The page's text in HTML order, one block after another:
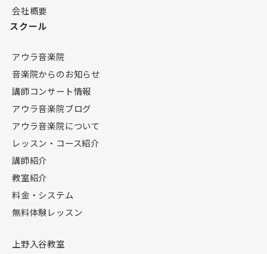
会社概要
スクール
アウラ音楽院
音楽院からのお知らせ
講師コンサート情報
アウラ音楽院ブログ
アウラ音楽院について
レッスン・コース紹介
講師紹介
教室紹介
料金・システム
無料体験レッスン
上野入谷教室